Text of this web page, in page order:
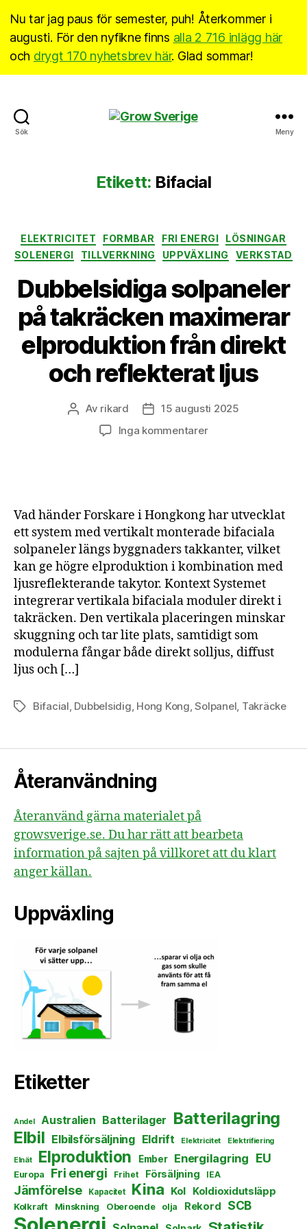
Nu tar jag paus för semester, puh! Återkommer i
augusti. För den nyfikne finns alla 2 716 inlägg här
och drygt 170 nyhetsbrev här. Glad sommar!
Sök Meny
Etikett: Bifacial
Kategorier
ELEKTRICITET FORMBAR FRI ENERGI
LÖSNINGAR
SOLENERGI
TILLVERKNING UPPVÄXLING VERKSTAD
Dubbelsidiga solpaneler
på takräcken maximerar
elproduktion från direkt
och reflekterat ljus
Inläggsförfattare
Av rikard Inläggsdatum
15 augusti 2025
Inga kommentarertill
elproduktion
från
direkt
och
reflekterat
ljus
Vad händer Forskare i Hongkong har utvecklat
ett system med vertikalt monterade bifaciala
solpaneler längs byggnaders takkanter, vilket
kan ge högre elproduktion i kombination med
ljusreflekterande takytor. Kontext Systemet
integrerar vertikala bifaciala moduler direkt i
takräcken. Den vertikala placeringen minskar
skuggning och tar lite plats, samtidigt som
modulerna fångar både direkt solljus, diffust
ljus och […]
Etiketter
Bifacial, Dubbelsidig, Hong Kong,Solpanel, Takräcke
Återanvändning
Återanvänd gärna materialet på
growsverige.se. Du har rätt att bearbeta
information på sajten på villkoret att du klart
anger källan.
Uppväxling
Etiketter
Andel Australien Batterilager Batterilagring
Elbil Elbilsförsäljning Eldrift Elektricitet Elektrifiering
Elnät Elproduktion Ember Energilagring EU
Europa Fri energi Frihet Försäljning IEA
Jämförelse Kapacitet Kina Kol Koldioxidutsläpp
Kolkraft Minskning Oberoende olja Rekord SCB